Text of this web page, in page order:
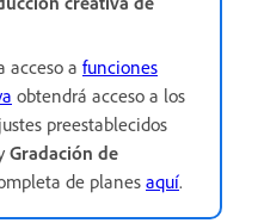
acceso a funciones
obtendrá acceso a los
preestablecidos
Gradación de
de planes aquí.